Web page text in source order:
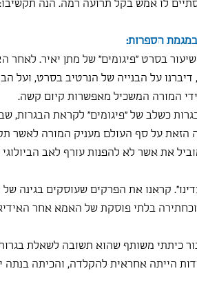
במגמת הספרות:
בסרט "פיגומים" של מתן יאיר. לאחר
על הבנייה של הנרטיב בסרט, ועל
המורה המשכיל מאפשרות קיום קשה.
כשלב של "פיגומים" לקראת הבגרות,
הזאת על סף העולם מעניק המורה לאשר
את אשר לא להפנות עורף לאב
קראנו את הפרקים שעוסקים בגינה
וכחתירה בלתי פוסקת של האמא אחר
כיתתי משותף שהוא תשובה לשאלת
הייתה אחראית להקלדה, והכיתה בנתה